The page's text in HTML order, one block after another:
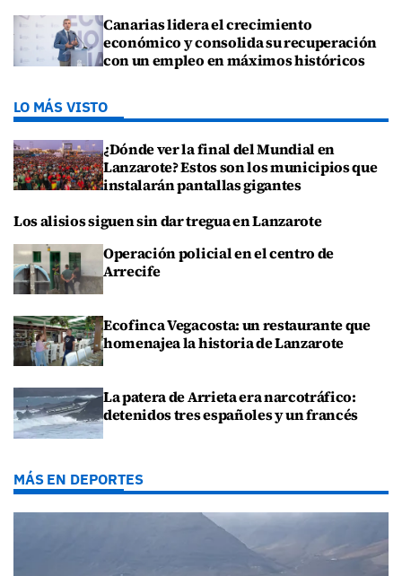
Canarias lidera el crecimiento
económico y consolida su recuperación
con un empleo en máximos históricos
LO MÁS VISTO
¿Dónde ver la final del Mundial en
Lanzarote? Estos son los municipios que
instalarán pantallas gigantes
Los alisios siguen sin dar tregua en Lanzarote
Operación policial en el centro de
Arrecife
Ecofinca Vegacosta: un restaurante que
homenajea la historia de Lanzarote
La patera de Arrieta era narcotráfico:
detenidos tres españoles y un francés
MÁS EN DEPORTES